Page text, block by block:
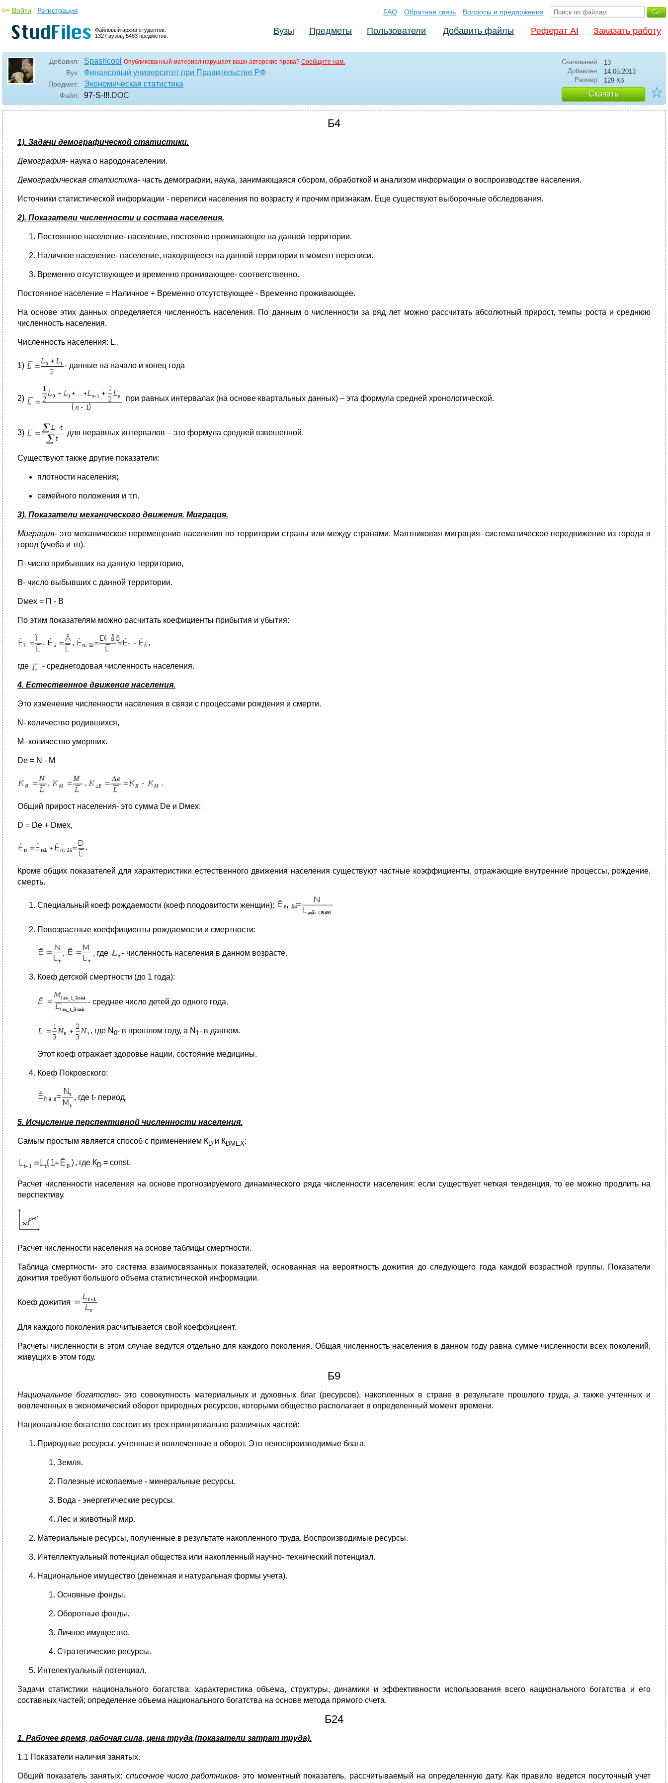
Файловый архив студентов.
1327 вузов, 5483 предметов.
Войти / Регистрация FAQ Обратная связь Вопросы и предложения
Вузы Предметы Пользователи Добавить файлы Реферат AI Заказать работу
Добавил: Spashcool Опубликованный материал нарушает ваши авторские права? Сообщите нам.
Вуз: Финансовый университет при Правительстве РФ
Предмет: Экономическая статистика
Файл: 97-S-!!!.DOC
Скачиваний:
13
Добавлен:
14.05.2013
Размер:
129 Кб
Скачать ☆
Б4
1). Задачи демографической статистики.
Демография- наука о народонаселении.
Демографическая статистика- часть демографии, наука, занимающаяся сбором, обработкой и анализом информации о воспроизводстве населения.
Источники статистической информации - переписи населения по возрасту и прочим признакам. Еще существуют выборочные обследования.
2). Показатели численности и состава населения.
Постоянное население- население, постоянно проживающее на данной территории.
Наличное население- население, находящееся на данной территории в момент переписи.
Временно отсутствующее и временно проживающее- соответственно.
Постоянное население = Наличное + Временно отсутствующее - Временно проживающее.
На основе этих данных определяется численность населения. По данным о численности за ряд лет можно рассчитать абсолютный прирост, темпы роста и среднюю
численность населения.
Численность населения: L..
1) - данные на начало и конец года
2) при равных интервалах (на основе квартальных данных) – эта формула средней хронологической.
3) для неравных интервалов – это формула средней взвешенной.
Существуют также другие показатели:
плотности населения;
семейного положения и т.п.
3). Показатели механического движения. Миграция.
Миграция- это механическое перемещение населения по территории страны или между странами. Маятниковая миграция- систематическое передвижение из города в
город (учеба и тп).
П- число прибывших на данную территорию,
В- число выбывших с данной территории.
Dмех = П - В
По этим показателям можно расчитать коефициенты прибытия и убытия:
, , ,
где - среднегодовая численность населения.
4. Естественное движение населения.
Это изменение численности населения в связи с процессами рождения и смерти.
N- количество родившихся,
M- количество умерших.
Dе = N - M
, , .
Общий прирост населения- это сумма Dе и Dмех:
D = Dе + Dмех,
.
Кроме общих показателей для характеристики естественного движения населения существуют частные коэффициенты, отражающие внутренние процессы, рождение,
смерть.
Специальный коеф рождаемости (коеф плодовитости женщин):
Повозрастные коеффициенты рождаемости и смертности:
, , где - численность населения в данном возрасте.
Коеф детской смертности (до 1 года):
- среднее число детей до одного года.
, где N 0- в прошлом году, а N 1- в данном.
Этот коеф отражает здоровье нации, состояние медицины.
Коеф Покровского:
, где t- период.
5. Исчисление перспективной численности населения.
Самым простым является способ с применением КD и КDМЕХ:
, где КD = const.
Расчет численности населения на основе прогнозируемого динамического ряда численности населения: если существует четкая тенденция, то ее можно продлить на
перспективу.
Расчет численности населения на основе таблицы смертности.
Таблица смертности- это система взаимосвязанных показателей, основанная на вероятность дожития до следующего года каждой возрастной группы. Показатели
дожития требуют большого объема статистической информации.
Коеф дожития
Для каждого поколения расчитывается свой коеффициент.
Расчеты численности в этом случае ведутся отдельно для каждого поколения. Общая численность населения в данном году равна сумме численности всех поколений,
живущих в этом году.
Б9
Национальное богатство- это совокупность материальных и духовных благ (ресурсов), накопленных в стране в результате прошлого труда, а также учтенных и
вовлеченных в экономический оборот природных ресурсов, которыми общество располагает в определенный момент времени.
Национальное богатство состоит из трех принципиально различных частей:
Природные ресурсы, учтенные и вовлеченные в оборот. Это невоспроизводимые блага.
Земля.
Полезные ископаемые - минеральные ресурсы.
Вода - энергетические ресурсы.
Лес и животный мир.
Материальные ресурсы, полученные в результате накопленного труда. Воспроизводимые ресурсы.
Интеллектуальный потенциал общества или накопленный научно- технический потенциал.
Национальное имущество (денежная и натуральная формы учета).
Основные фонды.
Оборотные фонды.
Личное имущество.
Стратегические ресурсы.
Интелектуальный потенциал.
Задачи статистики национального богатства: характеристика объема, структуры, динамики и эффективности использования всего национального богатства и его
составных частей; определение объема национального богатства на основе метода прямого счета.
Б24
1. Рабочее время, рабочая сила, цена труда (показатели затрат труда).
1.1 Показатели наличия занятых.
Общий показатель занятых: списочное число работников- это моментный показатель, рассчитываемый на определенную дату. Как правило ведется посуточный учет